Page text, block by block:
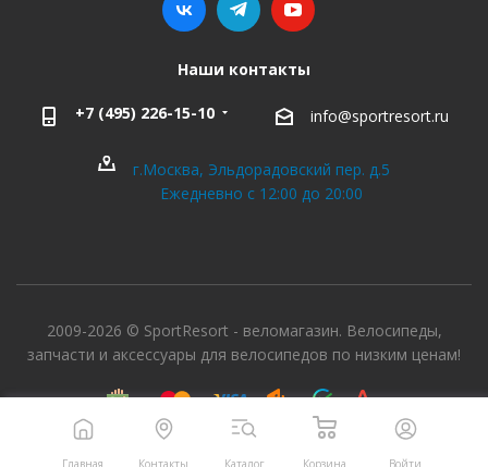
Наши контакты
+7 (495) 226-15-10 info@sportresort.ru
г.Москва, Эльдорадовский пер. д.5
Ежедневно с 12:00 до 20:00
2009-2026 © SportResort - веломагазин. Велосипеды,
запчасти и аксессуары для велосипедов по низким ценам!
Главная Контакты Каталог Корзина Войти